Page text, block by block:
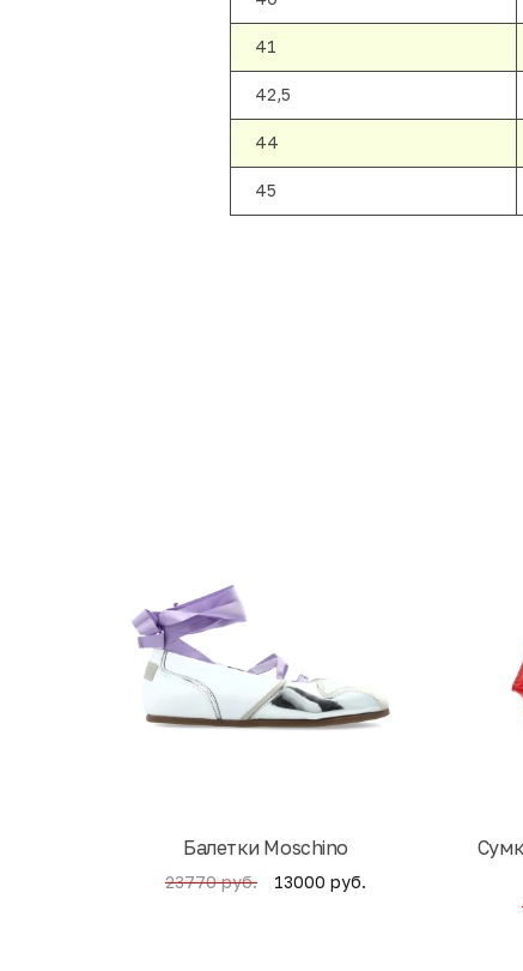
41
42,5
44
45
Балетки Moschino
23770 руб. 13000 руб.